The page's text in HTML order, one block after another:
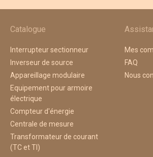
Catalogue
Interrupteur sectionneur
Inverseur de source
Appareillage modulaire
Equipement pour armoire
électrique
Compteur d'énergie
Centrale de mesure
Transformateur de courant
(TC et TI)
Mes
FAQ
Nous